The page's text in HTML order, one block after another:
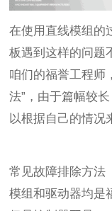
在使用直线模组的
板遇到这样的问题
咱们的福誉工程师
法”，由于篇幅较
以根据自己的情况
常见故障排除方法
模组和驱动器均是